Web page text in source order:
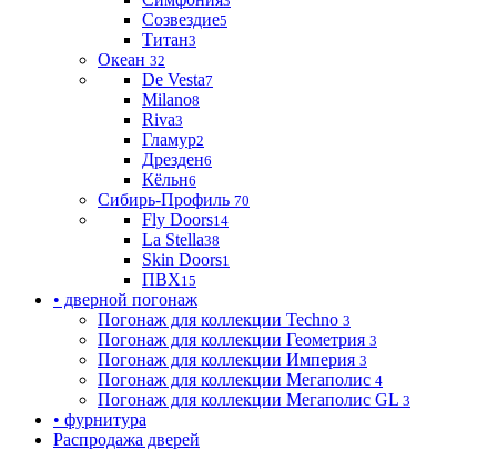
Созвездие5
Титан3
Океан 32
De Vesta7
Milano8
Riva3
Гламур2
Дрезден6
Кёльн6
Сибирь-Профиль 70
Fly Doors14
La Stella38
Skin Doors1
ПВХ15
• дверной погонаж
Погонаж для коллекции Techno 3
Погонаж для коллекции Геометрия 3
Погонаж для коллекции Империя 3
Погонаж для коллекции Мегаполис 4
Погонаж для коллекции Мегаполис GL 3
• фурнитура
Распродажа дверей